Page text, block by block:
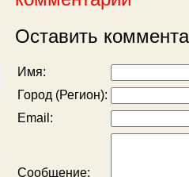
Оставить
Имя:
Город (Регион):
Email:
Сообщение: